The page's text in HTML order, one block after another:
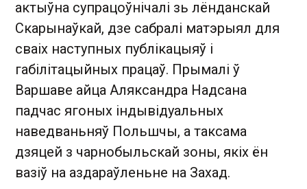
актыўна супрацоўнічалі зь лёнданскай
Скарынаўкай, дзе сабралі матэрыял для
сваіх наступных публікацыяў і
габілітацыйных працаў. Прымалі ў
Варшаве айца Аляксандра Надсана
падчас ягоных індывідуальных
наведваньняў Польшчы, а таксама
дзяцей з чарнобыльскай зоны, якіх ён
вазіў на аздараўленьне на Захад.